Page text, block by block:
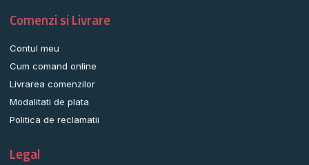
Comenzi si Livrare
Contul meu
Cum comand online
Livrarea comenzilor
Modalitati de plata
Politica de reclamatii
Legal